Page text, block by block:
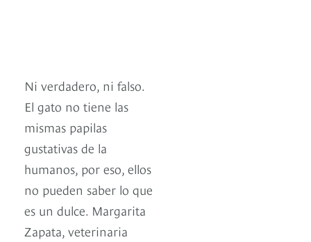
Ni verdadero, ni falso.
El gato no tiene las
mismas papilas
gustativas de la
humanos, por eso, ellos
no pueden saber lo que
es un dulce. Margarita
Zapata, veterinaria